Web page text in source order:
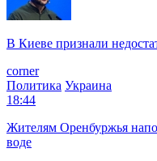
В Киеве признали
corner
Политика Украина
18:44
Жителям Оренбуржья
воде